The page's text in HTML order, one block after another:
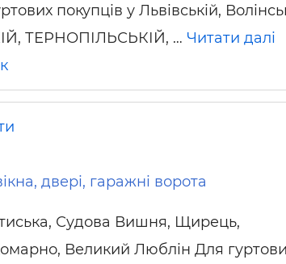
покупців у Львівській,
ТЕРНОПІЛЬСЬКІЙ, … Читати далі
двері, гаражні ворота
Судова Вишня, Щирець,
Великий Люблін Для